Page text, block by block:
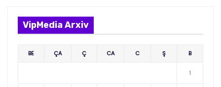
VipMedia Arxiv
BE ÇA Ç CA C Ş B
1